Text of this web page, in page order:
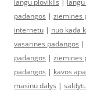
langu ploviklis |
padangos | ziemines
internetu | nuo kada
vasarines padangos |
padangos | ziemines
padangos | kavos
masinu dalys |